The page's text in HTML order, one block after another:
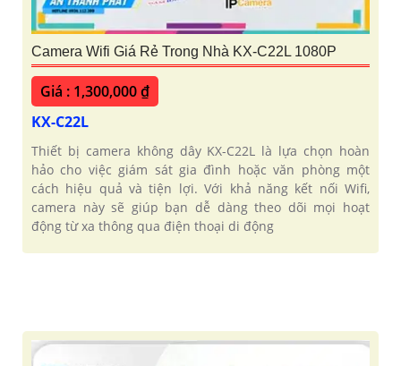
Camera Wifi Giá Rẻ Trong Nhà KX-C22L 1080P
Giá : 1,300,000 ₫
KX-C22L
Thiết bị camera không dây KX-C22L là lựa chọn hoàn
hảo cho việc giám sát gia đình hoặc văn phòng một
cách hiệu quả và tiện lợi. Với khả năng kết nối Wifi,
camera này sẽ giúp bạn dễ dàng theo dõi mọi hoạt
động từ xa thông qua điện thoại di động